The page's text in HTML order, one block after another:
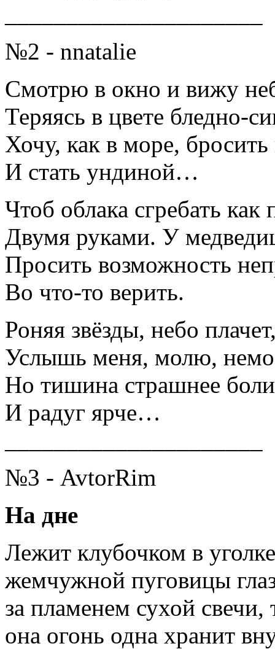
№2 - nnatalie
Смотрю в окно и вижу
Теряясь в цвете бледно-
Хочу, как в море, бросить
И стать ундиной…
Чтоб облака сгребать как
Двумя руками. У
Просить возможность
Во что-то верить.
Роняя звёзды, небо
Услышь меня, молю,
Но тишина страшнее
И радуг ярче…
№3 - AvtorRim
На дне
Лежит клубочком в
жемчужной пуговицы глаз
за пламенем сухой свечи,
она огонь одна хранит